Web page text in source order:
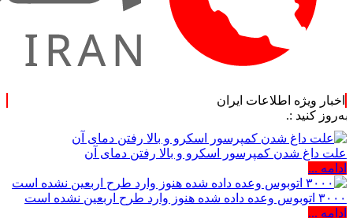
اخبار ویژه اطلاعات ایران
:.
علت داغ شدن کمپرسور اسکرو و بالا رفتن دمای آن
ادامه ...
۳۰۰۰ اتوبوس وعده داده شده هنوز وارد طرح اربعین نشده است
ادامه ...